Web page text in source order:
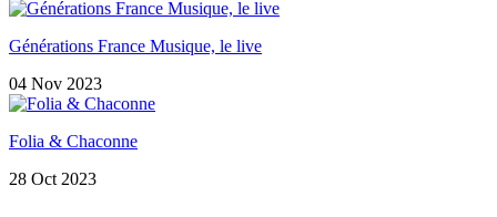
Générations France Musique, le live
04 Nov 2023
Folia & Chaconne
28 Oct 2023